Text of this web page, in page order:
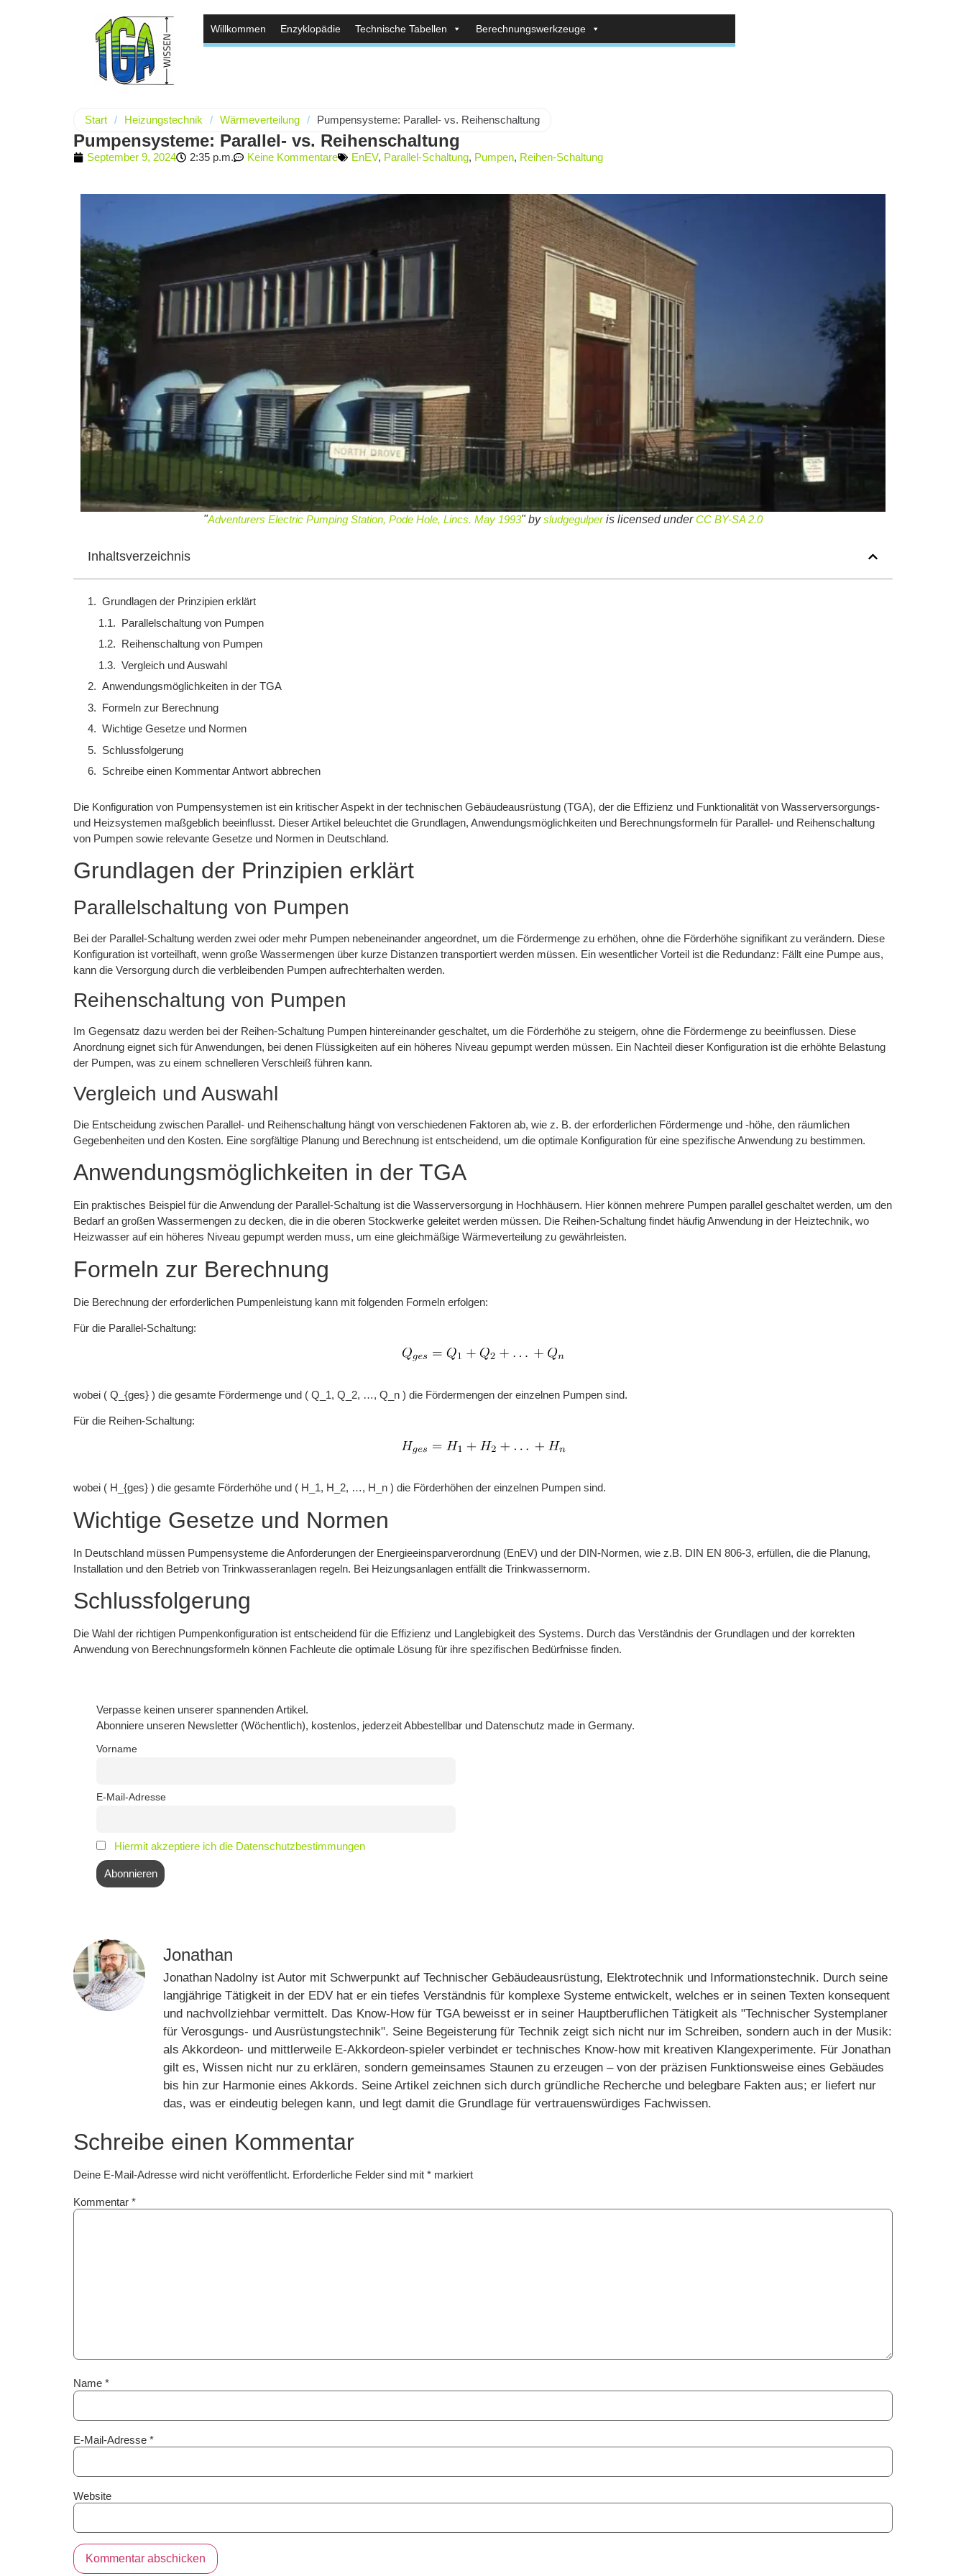
Willkommen Enzyklopädie Technische Tabellen Berechnungswerkzeuge
Start / Heizungstechnik / Wärmeverteilung / Pumpensysteme: Parallel- vs. Reihenschaltung
Pumpensysteme: Parallel- vs. Reihenschaltung
September 9, 2024 2:35 p.m. Keine Kommentare EnEV, Parallel-Schaltung, Pumpen, Reihen-Schaltung
"Adventurers Electric Pumping Station, Pode Hole, Lincs. May 1993" bysludgegulperis licensed underCC BY-SA 2.0
Inhaltsverzeichnis
Grundlagen der Prinzipien erklärt
Parallelschaltung von Pumpen
Reihenschaltung von Pumpen
Vergleich und Auswahl
Anwendungsmöglichkeiten in der TGA
Formeln zur Berechnung
Wichtige Gesetze und Normen
Schlussfolgerung
Schreibe einen Kommentar Antwort abbrechen
Die Konfiguration von Pumpensystemen ist ein kritischer Aspekt in der technischen Gebäudeausrüstung (TGA), der die Effizienz und Funktionalität von Wasserversorgungs-
und Heizsystemen maßgeblich beeinflusst. Dieser Artikel beleuchtet die Grundlagen, Anwendungsmöglichkeiten und Berechnungsformeln für Parallel- und Reihenschaltung
von Pumpen sowie relevante Gesetze und Normen in Deutschland.
Grundlagen der Prinzipien erklärt
Parallelschaltung von Pumpen
Bei der Parallel-Schaltung werden zwei oder mehr Pumpen nebeneinander angeordnet, um die Fördermenge zu erhöhen, ohne die Förderhöhe signifikant zu verändern. Diese
Konfiguration ist vorteilhaft, wenn große Wassermengen über kurze Distanzen transportiert werden müssen. Ein wesentlicher Vorteil ist die Redundanz: Fällt eine Pumpe aus,
kann die Versorgung durch die verbleibenden Pumpen aufrechterhalten werden.
Reihenschaltung von Pumpen
Im Gegensatz dazu werden bei der Reihen-Schaltung Pumpen hintereinander geschaltet, um die Förderhöhe zu steigern, ohne die Fördermenge zu beeinflussen. Diese
Anordnung eignet sich für Anwendungen, bei denen Flüssigkeiten auf ein höheres Niveau gepumpt werden müssen. Ein Nachteil dieser Konfiguration ist die erhöhte Belastung
der Pumpen, was zu einem schnelleren Verschleiß führen kann.
Vergleich und Auswahl
Die Entscheidung zwischen Parallel- und Reihenschaltung hängt von verschiedenen Faktoren ab, wie z. B. der erforderlichen Fördermenge und -höhe, den räumlichen
Gegebenheiten und den Kosten. Eine sorgfältige Planung und Berechnung ist entscheidend, um die optimale Konfiguration für eine spezifische Anwendung zu bestimmen.
Anwendungsmöglichkeiten in der TGA
Ein praktisches Beispiel für die Anwendung der Parallel-Schaltung ist die Wasserversorgung in Hochhäusern. Hier können mehrere Pumpen parallel geschaltet werden, um den
Bedarf an großen Wassermengen zu decken, die in die oberen Stockwerke geleitet werden müssen. Die Reihen-Schaltung findet häufig Anwendung in der Heiztechnik, wo
Heizwasser auf ein höheres Niveau gepumpt werden muss, um eine gleichmäßige Wärmeverteilung zu gewährleisten.
Formeln zur Berechnung
Die Berechnung der erforderlichen Pumpenleistung kann mit folgenden Formeln erfolgen:
Für die Parallel-Schaltung:
wobei ( Q_{ges} ) die gesamte Fördermenge und ( Q_1, Q_2, …, Q_n ) die Fördermengen der einzelnen Pumpen sind.
Für die Reihen-Schaltung:
wobei ( H_{ges} ) die gesamte Förderhöhe und ( H_1, H_2, …, H_n ) die Förderhöhen der einzelnen Pumpen sind.
Wichtige Gesetze und Normen
In Deutschland müssen Pumpensysteme die Anforderungen der Energieeinsparverordnung (EnEV) und der DIN-Normen, wie z.B. DIN EN 806-3, erfüllen, die die Planung,
Installation und den Betrieb von Trinkwasseranlagen regeln. Bei Heizungsanlagen entfällt die Trinkwassernorm.
Schlussfolgerung
Die Wahl der richtigen Pumpenkonfiguration ist entscheidend für die Effizienz und Langlebigkeit des Systems. Durch das Verständnis der Grundlagen und der korrekten
Anwendung von Berechnungsformeln können Fachleute die optimale Lösung für ihre spezifischen Bedürfnisse finden.
Verpasse keinen unserer spannenden Artikel.
Abonniere unseren Newsletter (Wöchentlich), kostenlos, jederzeit Abbestellbar und Datenschutz made in Germany.
Vorname
E-Mail-Adresse
Hiermit akzeptiere ich die Datenschutzbestimmungen
Jonathan
Jonathan Nadolny ist Autor mit Schwerpunkt auf Technischer Gebäudeausrüstung, Elektrotechnik und Informationstechnik. Durch seine
langjährige Tätigkeit in der EDV hat er ein tiefes Verständnis für komplexe Systeme entwickelt, welches er in seinen Texten konsequent
und nachvollziehbar vermittelt. Das Know-How für TGA beweisst er in seiner Hauptberuflichen Tätigkeit als "Technischer Systemplaner
für Verosgungs- und Ausrüstungstechnik". Seine Begeisterung für Technik zeigt sich nicht nur im Schreiben, sondern auch in der Musik:
als Akkordeon‑ und mittlerweile E‑Akkordeon‑spieler verbindet er technisches Know‑how mit kreativen Klangexperimente. Für Jonathan
gilt es, Wissen nicht nur zu erklären, sondern gemeinsames Staunen zu erzeugen – von der präzisen Funktionsweise eines Gebäudes
bis hin zur Harmonie eines Akkords. Seine Artikel zeichnen sich durch gründliche Recherche und belegbare Fakten aus; er liefert nur
das, was er eindeutig belegen kann, und legt damit die Grundlage für vertrauenswürdiges Fachwissen.
Schreibe einen Kommentar
Deine E-Mail-Adresse wird nicht veröffentlicht. Erforderliche Felder sind mit * markiert
Kommentar *
Name *
E-Mail-Adresse *
Website